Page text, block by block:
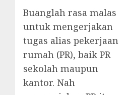
Buanglah rasa malas
untuk mengerjakan
tugas alias pekerjaan
rumah (PR), baik PR
sekolah maupun
kantor. Nah